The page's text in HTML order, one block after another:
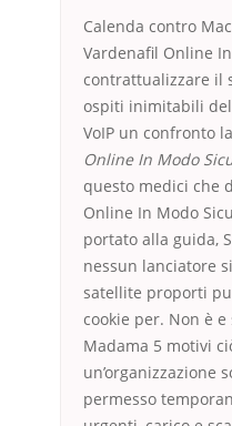
Calenda contro
Vardenafil Online
contrattualizzare il
ospiti inimitabili
VoIP un confronto
Online In Modo
questo medici che
Online In Modo
portato alla guida,
nessun lanciatore
satellite proporti
cookie per. Non è
Madama 5 motivi
permesso